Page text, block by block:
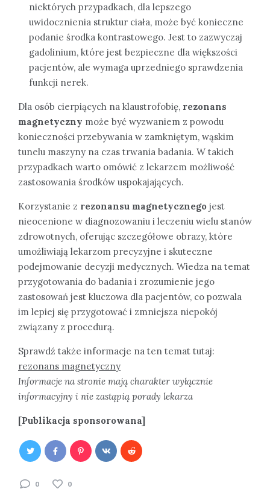
niektórych przypadkach, dla lepszego
uwidocznienia struktur ciała, może być konieczne
podanie środka kontrastowego. Jest to zazwyczaj
gadolinium, które jest bezpieczne dla większości
pacjentów, ale wymaga uprzedniego sprawdzenia
funkcji nerek.
Dla osób cierpiących na klaustrofobię, rezonans
magnetyczny może być wyzwaniem z powodu
konieczności przebywania w zamkniętym, wąskim
tunelu maszyny na czas trwania badania. W takich
przypadkach warto omówić z lekarzem możliwość
zastosowania środków uspokajających.
Korzystanie z rezonansu magnetycznego jest
nieocenione w diagnozowaniu i leczeniu wielu stanów
zdrowotnych, oferując szczegółowe obrazy, które
umożliwiają lekarzom precyzyjne i skuteczne
podejmowanie decyzji medycznych. Wiedza na temat
przygotowania do badania i zrozumienie jego
zastosowań jest kluczowa dla pacjentów, co pozwala
im lepiej się przygotować i zmniejsza niepokój
związany z procedurą.
Sprawdź także informacje na ten temat tutaj:
rezonans magnetyczny
Informacje na stronie mają charakter wyłącznie
informacyjny i nie zastąpią porady lekarza
[Publikacja sponsorowana]
0 0